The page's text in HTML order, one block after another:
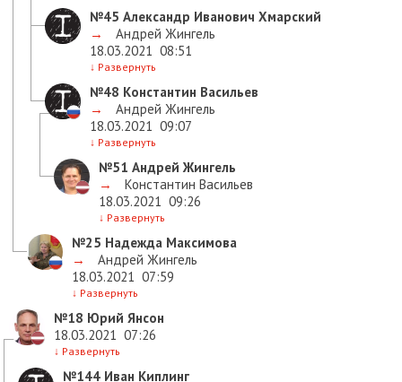
№45 Александр Иванович Хмарский
→
Андрей Жингель
18.03.2021 08:51
↓ Развернуть
№48 Константин Васильев
→
Андрей Жингель
18.03.2021 09:07
↓ Развернуть
№51 Андрей Жингель
→
Константин Васильев
18.03.2021 09:26
↓ Развернуть
№25 Надежда Максимова
→
Андрей Жингель
18.03.2021 07:59
↓ Развернуть
№18 Юрий Янсон
18.03.2021 07:26
↓ Развернуть
№144 Иван Киплинг